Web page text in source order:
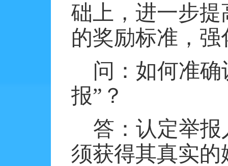
础上，进一步
的奖励标准，
问：如何准
报”？
答：认定举
须获得其真实